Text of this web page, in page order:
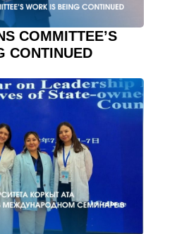
COMMITTEE’S
CONTINUED